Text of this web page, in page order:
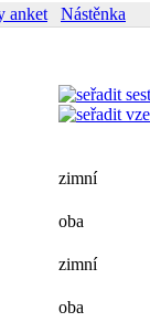
anket Nástěnka
zimní
oba
zimní
oba